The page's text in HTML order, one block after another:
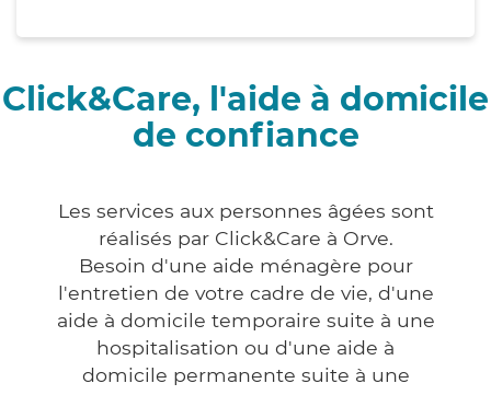
Click&Care, l'aide à domicile
de confiance
Les services aux personnes âgées sont
réalisés par Click&Care à Orve.
Besoin d'une aide ménagère pour
l'entretien de votre cadre de vie, d'une
aide à domicile temporaire suite à une
hospitalisation ou d'une aide à
domicile permanente suite à une